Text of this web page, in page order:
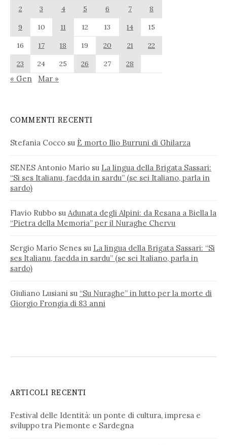
2
3 4 5 6 7
8
9
10 11 12 13 14
15
16
17 18 19 20 21
22
23
24 25 26 27 28
« Gen Mar »
COMMENTI RECENTI
Stefania Cocco su È morto Ilio Burruni di Ghilarza
SENES Antonio Mario su La lingua della Brigata Sassari:
“Si ses Italianu, faedda in sardu” (se sei Italiano, parla in
sardo)
Flavio Rubbo su Adunata degli Alpini: da Resana a Biella la
“Pietra della Memoria” per il Nuraghe Chervu
Sergio Mario Senes su La lingua della Brigata Sassari: “Si
ses Italianu, faedda in sardu” (se sei Italiano, parla in
sardo)
Giuliano Lusiani su “Su Nuraghe” in lutto per la morte di
Giorgio Frongia di 83 anni
ARTICOLI RECENTI
Festival delle Identità: un ponte di cultura, impresa e
sviluppo tra Piemonte e Sardegna